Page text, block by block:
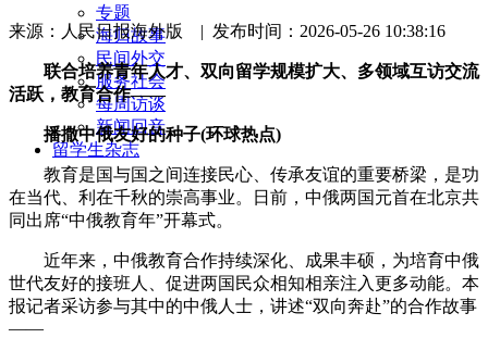
专题
海归故事
民间外交
服务社会
每周访谈
新闻回音
留学生杂志
来源：人民日报海外版 | 发布时间：2026-05-26 10:38:16
联合培养青年人才、双向留学规模扩大、多领域互访交流
活跃，教育合作——
播撒中俄友好的种子(环球热点)
教育是国与国之间连接民心、传承友谊的重要桥梁，是功
在当代、利在千秋的崇高事业。日前，中俄两国元首在北京共
同出席“中俄教育年”开幕式。
近年来，中俄教育合作持续深化、成果丰硕，为培育中俄
世代友好的接班人、促进两国民众相知相亲注入更多动能。本
报记者采访参与其中的中俄人士，讲述“双向奔赴”的合作故事
——